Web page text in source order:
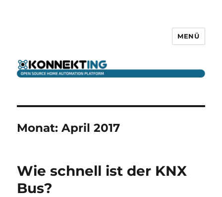
MENÜ
Monat:April 2017
Wie schnell ist der KNX
Bus?